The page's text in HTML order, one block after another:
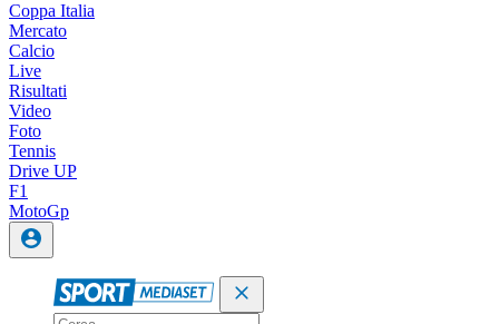
Coppa Italia
Mercato
Calcio
Live
Risultati
Video
Foto
Tennis
Drive UP
F1
MotoGp